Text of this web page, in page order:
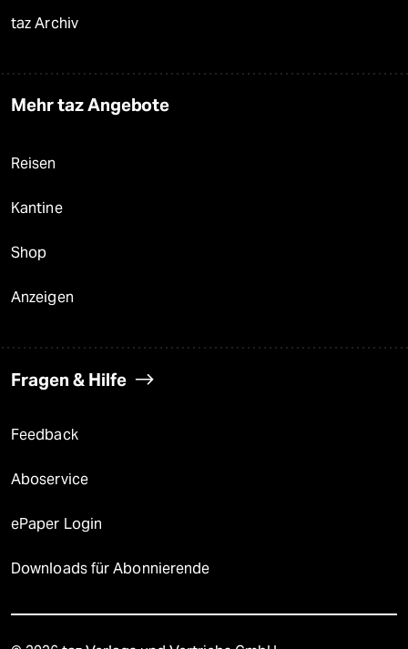
taz Archiv
Mehr taz Angebote
Reisen
Kantine
Shop
Anzeigen
Fragen & Hilfe
Feedback
Aboservice
ePaper Login
Downloads für Abonnierende